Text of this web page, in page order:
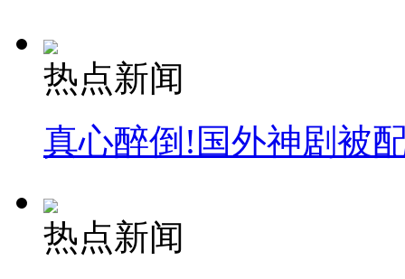
热点新闻
真心醉倒!国外神剧被
热点新闻